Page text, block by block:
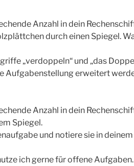
Anzahl in dein
durch einen Spiegel.
„verdoppeln“ und „das
Aufgabenstellung erweitert
Anzahl in dein
Spiegel.
und notiere sie in deinem
ich gerne für offene